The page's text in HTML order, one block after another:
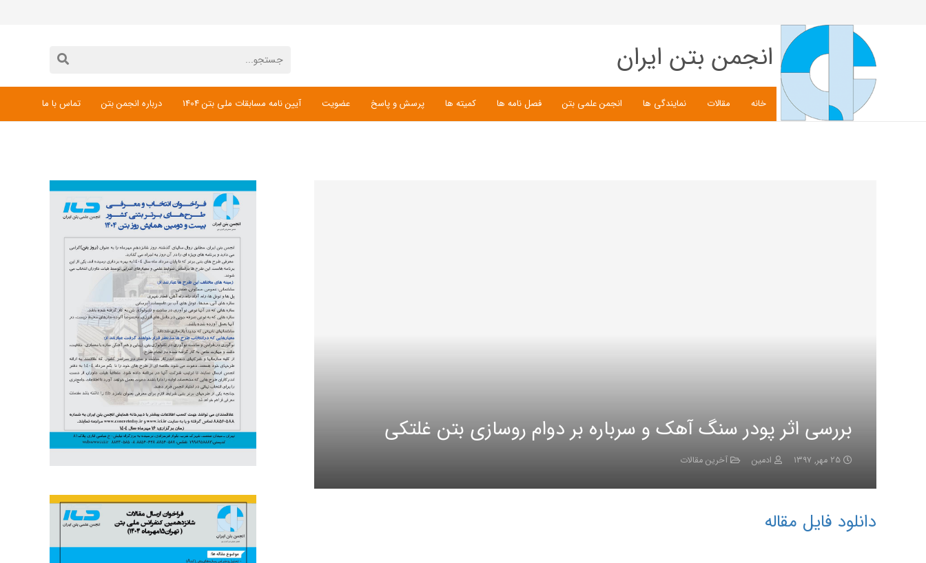
انجمن بتن ایران
خانه مقالات نمایندگی ها انجمن علمی بتن فصل نامه ها کمیته ها پرسش و پاسخ عضویت آیین نامه مسابقات ملی بتن 1404 درباره انجمن بتن تماس با ما
بررسی اثر پودر سنگ آهک و سرباره بر دوام روسازی بتن غلتکی
۲۵ مهر, ۱۳۹۷ ادمین آخرین مقالات
دانلود فایل مقاله